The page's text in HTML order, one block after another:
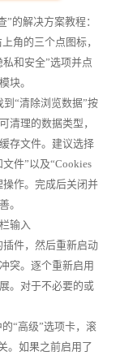
的解决方案教程：
角的三个点图标，
和安全”选项并点
块。
“清除浏览数据”按
清理的数据类型，
存文件。建议选择
件”以及“Cookies
操作。完成后关闭并
。
输入
插件，然后重新启动
突。逐个重新启用
。对于不必要的或
“高级”选项卡，滚
。如果之前启用了